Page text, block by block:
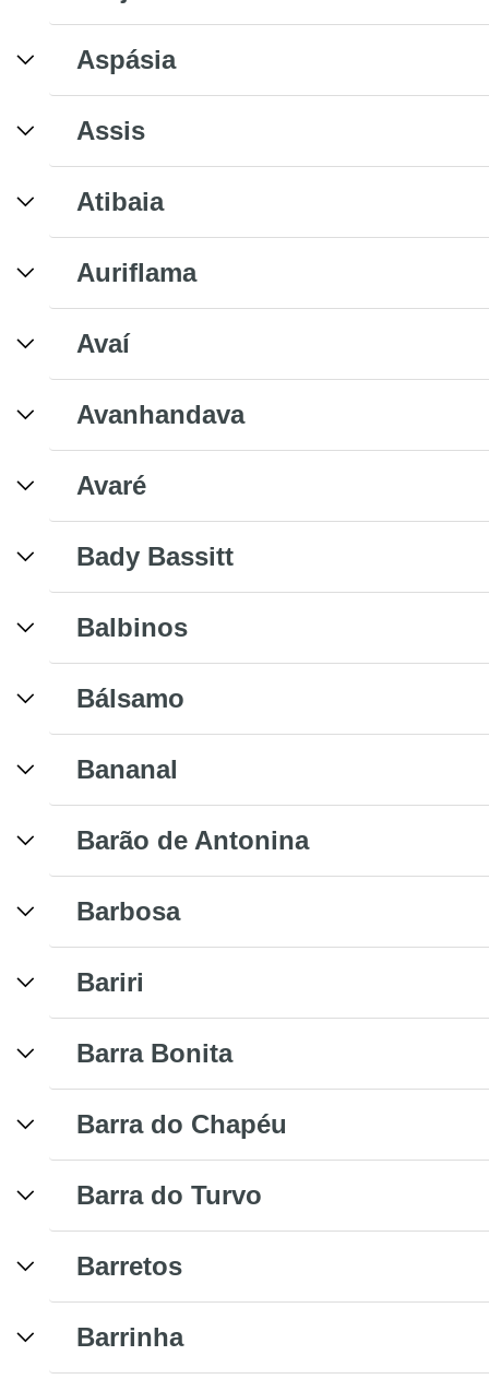
Aspásia
Assis
Atibaia
Auriflama
Avaí
Avanhandava
Avaré
Bady Bassitt
Balbinos
Bálsamo
Bananal
Barão de Antonina
Barbosa
Bariri
Barra Bonita
Barra do Chapéu
Barra do Turvo
Barretos
Barrinha